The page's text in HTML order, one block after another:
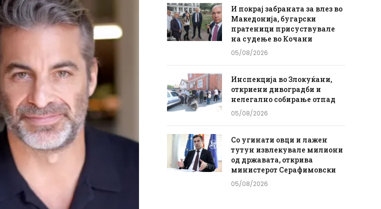
И покрај забраната за влез во
Македонија, бугарски
пратеници присуствувале
на судење во Кочани
05/08/2026
Инспекција во Злокуќани,
откриени дивоградби и
нелегално собирање отпад
05/08/2026
Со угинати овци и лажен
тутун извлекувале милиони
од државата, открива
министерот Серафимовски
05/08/2026